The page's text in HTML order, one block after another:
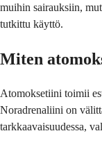
muihin sairauksiin,
tutkittu käyttö.
Miten
Atomoksetiini toimii
Noradrenaliini on
tarkkaavaisuudessa,